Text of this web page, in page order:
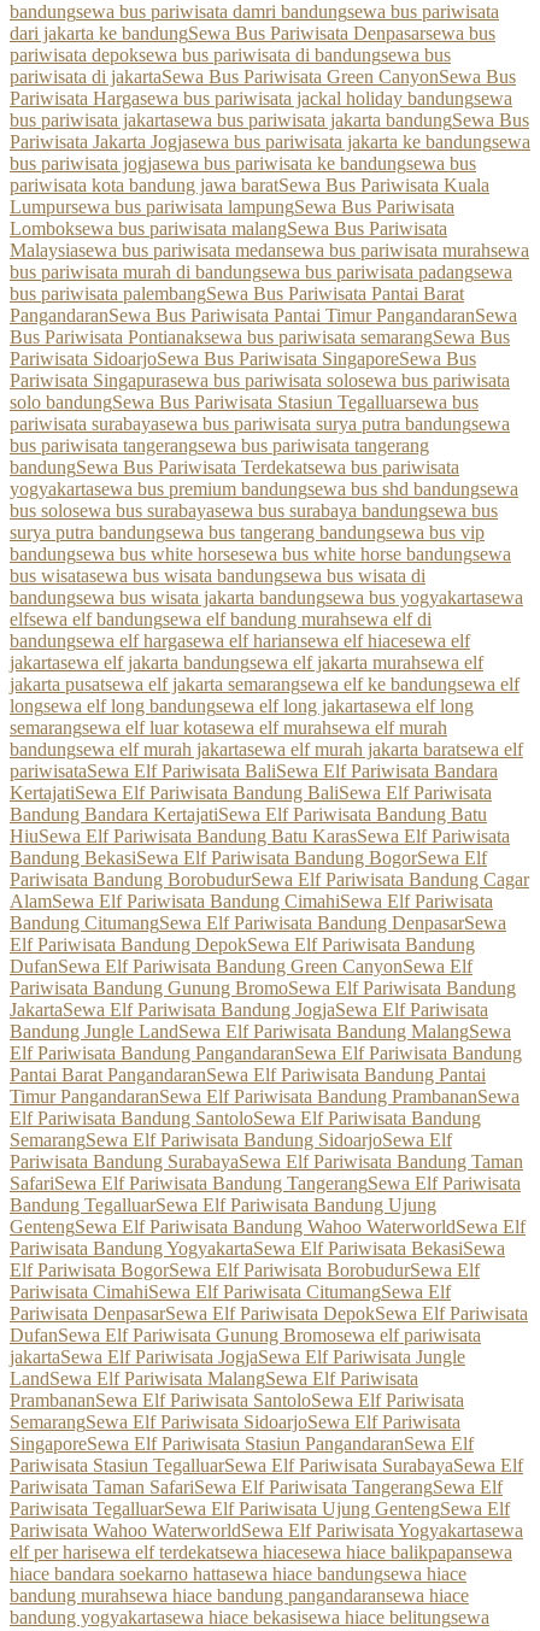
bandungsewa bus pariwisata damri bandungsewa bus pariwisata
dari jakarta ke bandungSewa Bus Pariwisata Denpasarsewa bus
pariwisata depoksewa bus pariwisata di bandungsewa bus
pariwisata di jakartaSewa Bus Pariwisata Green CanyonSewa Bus
Pariwisata Hargasewa bus pariwisata jackal holiday bandungsewa
bus pariwisata jakartasewa bus pariwisata jakarta bandungSewa Bus
Pariwisata Jakarta Jogjasewa bus pariwisata jakarta ke bandungsewa
bus pariwisata jogjasewa bus pariwisata ke bandungsewa bus
pariwisata kota bandung jawa baratSewa Bus Pariwisata Kuala
Lumpursewa bus pariwisata lampungSewa Bus Pariwisata
Lomboksewa bus pariwisata malangSewa Bus Pariwisata
Malaysiasewa bus pariwisata medansewa bus pariwisata murahsewa
bus pariwisata murah di bandungsewa bus pariwisata padangsewa
bus pariwisata palembangSewa Bus Pariwisata Pantai Barat
PangandaranSewa Bus Pariwisata Pantai Timur PangandaranSewa
Bus Pariwisata Pontianaksewa bus pariwisata semarangSewa Bus
Pariwisata SidoarjoSewa Bus Pariwisata SingaporeSewa Bus
Pariwisata Singapurasewa bus pariwisata solosewa bus pariwisata
solo bandungSewa Bus Pariwisata Stasiun Tegalluarsewa bus
pariwisata surabayasewa bus pariwisata surya putra bandungsewa
bus pariwisata tangerangsewa bus pariwisata tangerang
bandungSewa Bus Pariwisata Terdekatsewa bus pariwisata
yogyakartasewa bus premium bandungsewa bus shd bandungsewa
bus solosewa bus surabayasewa bus surabaya bandungsewa bus
surya putra bandungsewa bus tangerang bandungsewa bus vip
bandungsewa bus white horsesewa bus white horse bandungsewa
bus wisatasewa bus wisata bandungsewa bus wisata di
bandungsewa bus wisata jakarta bandungsewa bus yogyakartasewa
elfsewa elf bandungsewa elf bandung murahsewa elf di
bandungsewa elf hargasewa elf hariansewa elf hiacesewa elf
jakartasewa elf jakarta bandungsewa elf jakarta murahsewa elf
jakarta pusatsewa elf jakarta semarangsewa elf ke bandungsewa elf
longsewa elf long bandungsewa elf long jakartasewa elf long
semarangsewa elf luar kotasewa elf murahsewa elf murah
bandungsewa elf murah jakartasewa elf murah jakarta baratsewa elf
pariwisataSewa Elf Pariwisata BaliSewa Elf Pariwisata Bandara
KertajatiSewa Elf Pariwisata Bandung BaliSewa Elf Pariwisata
Bandung Bandara KertajatiSewa Elf Pariwisata Bandung Batu
HiuSewa Elf Pariwisata Bandung Batu KarasSewa Elf Pariwisata
Bandung BekasiSewa Elf Pariwisata Bandung BogorSewa Elf
Pariwisata Bandung BorobudurSewa Elf Pariwisata Bandung Cagar
AlamSewa Elf Pariwisata Bandung CimahiSewa Elf Pariwisata
Bandung CitumangSewa Elf Pariwisata Bandung DenpasarSewa
Elf Pariwisata Bandung DepokSewa Elf Pariwisata Bandung
DufanSewa Elf Pariwisata Bandung Green CanyonSewa Elf
Pariwisata Bandung Gunung BromoSewa Elf Pariwisata Bandung
JakartaSewa Elf Pariwisata Bandung JogjaSewa Elf Pariwisata
Bandung Jungle LandSewa Elf Pariwisata Bandung MalangSewa
Elf Pariwisata Bandung PangandaranSewa Elf Pariwisata Bandung
Pantai Barat PangandaranSewa Elf Pariwisata Bandung Pantai
Timur PangandaranSewa Elf Pariwisata Bandung PrambananSewa
Elf Pariwisata Bandung SantoloSewa Elf Pariwisata Bandung
SemarangSewa Elf Pariwisata Bandung SidoarjoSewa Elf
Pariwisata Bandung SurabayaSewa Elf Pariwisata Bandung Taman
SafariSewa Elf Pariwisata Bandung TangerangSewa Elf Pariwisata
Bandung TegalluarSewa Elf Pariwisata Bandung Ujung
GentengSewa Elf Pariwisata Bandung Wahoo WaterworldSewa Elf
Pariwisata Bandung YogyakartaSewa Elf Pariwisata BekasiSewa
Elf Pariwisata BogorSewa Elf Pariwisata BorobudurSewa Elf
Pariwisata CimahiSewa Elf Pariwisata CitumangSewa Elf
Pariwisata DenpasarSewa Elf Pariwisata DepokSewa Elf Pariwisata
DufanSewa Elf Pariwisata Gunung Bromosewa elf pariwisata
jakartaSewa Elf Pariwisata JogjaSewa Elf Pariwisata Jungle
LandSewa Elf Pariwisata MalangSewa Elf Pariwisata
PrambananSewa Elf Pariwisata SantoloSewa Elf Pariwisata
SemarangSewa Elf Pariwisata SidoarjoSewa Elf Pariwisata
SingaporeSewa Elf Pariwisata Stasiun PangandaranSewa Elf
Pariwisata Stasiun TegalluarSewa Elf Pariwisata SurabayaSewa Elf
Pariwisata Taman SafariSewa Elf Pariwisata TangerangSewa Elf
Pariwisata TegalluarSewa Elf Pariwisata Ujung GentengSewa Elf
Pariwisata Wahoo WaterworldSewa Elf Pariwisata Yogyakartasewa
elf per harisewa elf terdekatsewa hiacesewa hiace balikpapansewa
hiace bandara soekarno hattasewa hiace bandungsewa hiace
bandung murahsewa hiace bandung pangandaransewa hiace
bandung yogyakartasewa hiace bekasisewa hiace belitungsewa